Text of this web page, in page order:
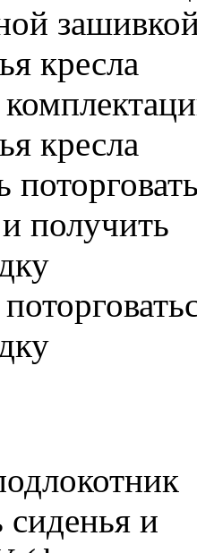
кресла